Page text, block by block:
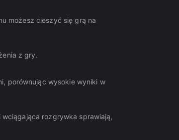
możesz cieszyć się grą na
z gry.
porównując wysokie wyniki w
rozgrywka sprawiają,